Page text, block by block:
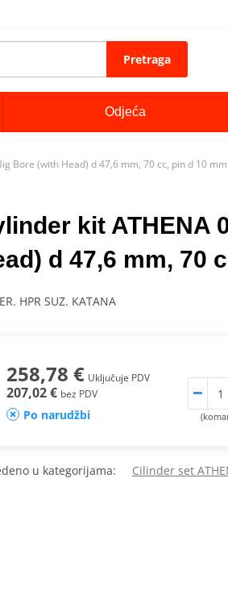
Pretraga
Odjeća
Bore (with Head) d 47,6 mm, 70 cc, pin d 10 mm
kit ATHENA
d 47,6 mm, 70
HPR SUZ. KATANA
258,78 € Uključuje PDV
207,02 € bez PDV
Po narudžbi
u kategorijama: Cilinder set